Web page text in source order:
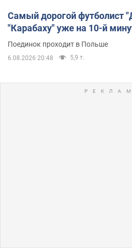
Самый дорогой футболист
"Карабаху" уже на 10-й
Поединок проходит в Польше
6.08.2026 20:48 5,9 т.